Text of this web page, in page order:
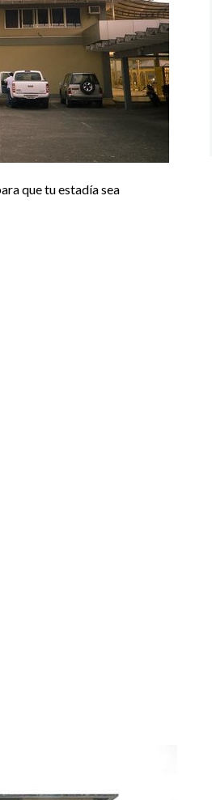
que tu estadía sea
no-retina>